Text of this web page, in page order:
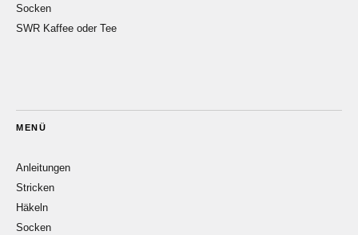
Socken
SWR Kaffee oder Tee
MENÜ
Anleitungen
Stricken
Häkeln
Socken